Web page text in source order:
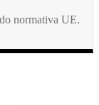
normativa UE.